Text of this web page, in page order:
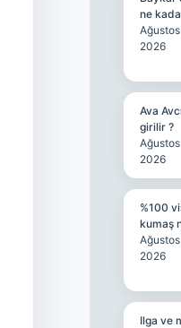
ne
2026
Ava
girilir ?
2026
%100
kumaş
2026
Ilga ve